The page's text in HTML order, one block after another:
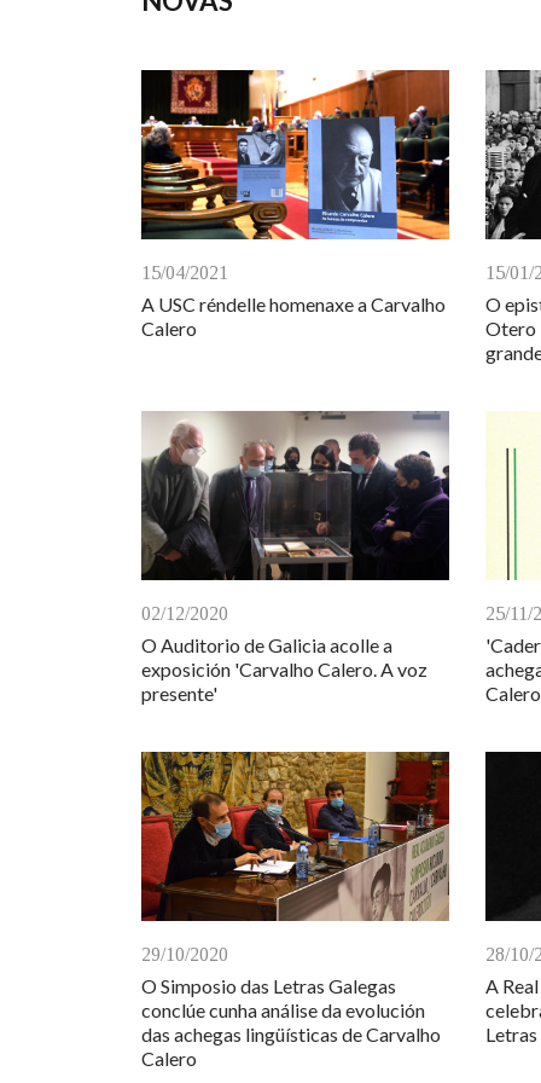
15/04/2021
A USC réndelle homenaxe a Carvalho
Calero
15/01/
O
Otero
02/12/2020
O Auditorio de Galicia acolle a
exposición 'Carvalho Calero. A voz
presente'
25/11/
Calero
29/10/2020
O Simposio das Letras Galegas
conclúe cunha análise da evolución
das achegas lingüísticas de Carvalho
Calero
28/10/
A
Letras